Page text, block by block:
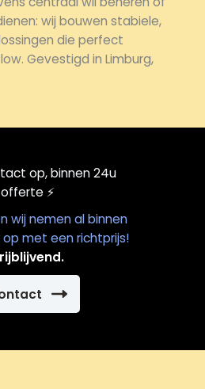
wij bouwen stabiele,
die perfect
Gevestigd in Limburg,
op, binnen 24u
offerte⚡️
wij nemen al binnen
met een richtprijs!